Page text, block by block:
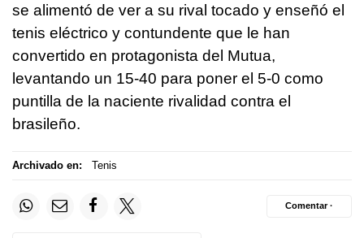
se alimentó de ver a su rival tocado y enseñó el
tenis eléctrico y contundente que le han
convertido en protagonista del Mutua,
levantando un 15-40 para poner el 5-0 como
puntilla de la naciente rivalidad contra el
brasileño.
Archivado en: Tenis
Comentar ·